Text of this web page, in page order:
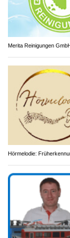
Merita Reinigungen
Hörmelodie: